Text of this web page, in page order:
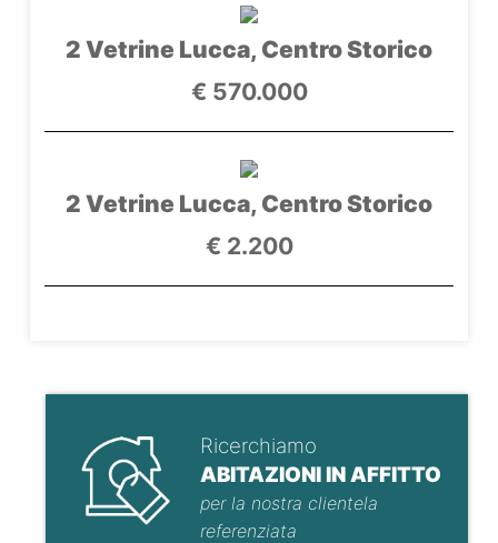
2 Vetrine Lucca, Centro Storico
€ 570.000
2 Vetrine Lucca, Centro Storico
€ 2.200
Ricerchiamo
ABITAZIONI IN AFFITTO
per la nostra clientela
referenziata